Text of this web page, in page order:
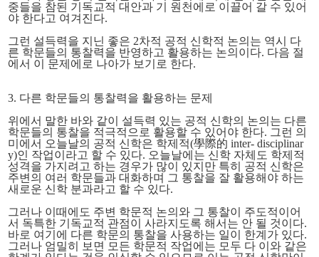
중들을 참된 기독교적 대안과 기 원천에로 이끌어 갈 수 있어
야 한다고 여겨진다.
그런 설득력을 지닌 좋은 2차적 공적 신학적 논의는 역시 다
른 학문들의 통찰력을 반영하고 활용하는 논의이다. 다음 절
에서 이 문제에로 나아가 보기로 한다.
3. 다른 학문들의 통찰력을 활용하는 문제
위에서 말한 바와 같이 설득력 있는 공적 신학의 논의는 다른
학문들의 통찰을 적극적으로 활용할 수 있어야 한다. 그런 의
미에서 오늘날의 공적 신학은 학제적(學際的 inter- disciplinar
y)인 작업이라고 할 수 있다. 오늘날에는 신학 자체도 학제적
성격을 가지려고 하는 경우가 많이 있지만 특히 공적 신학은
주변의 여러 학문들과 대화하며 그 통찰을 잘 활용해야 하는
새로운 신학 분과라고 할 수 있다.
그러나 이때에도 주변 학문적 논의와 그 통찰이 주도적이어
서 독특한 기독교적 관점이 사라지도록 해서는 안 될 것이다.
바로 여기에 다른 학문의 통찰을 사용하는 일이 한계가 있다.
그러나 엄밀히 보면 모든 학문적 작업에는 모두 다 이와 같은